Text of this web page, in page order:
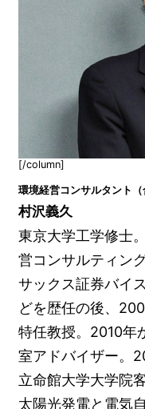
[/column]
環境経営コンサルタント（
村沢義久
東京大学工学修士
営コンサルティン
サックス証券バイ
どを歴任の後、
特任教授。2010年
室アドバイザー。
立命館大学大学院
太陽光発電と電気